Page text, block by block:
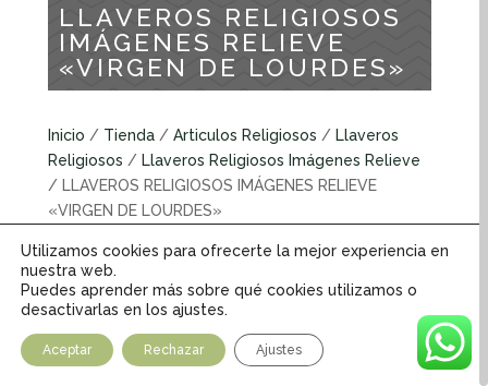
LLAVEROS RELIGIOSOS
IMÁGENES RELIEVE
«VIRGEN DE LOURDES»
Inicio / Tienda / Articulos Religiosos / Llaveros
Religiosos / Llaveros Religiosos Imágenes Relieve
/ LLAVEROS RELIGIOSOS IMÁGENES RELIEVE
«VIRGEN DE LOURDES»
Llaveros religiosos imágenes relieve
INFORMACIÓN ADICIONAL
Peso
Utilizamos cookies para ofrecerte la mejor experiencia en
nuestra web.
Puedes aprender más sobre qué cookies utilizamos o
desactivarlas en los ajustes.
Aceptar Rechazar Ajustes